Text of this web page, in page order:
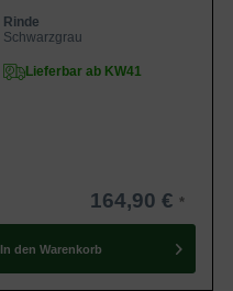
Rinde
Schwarzgrau
Lieferbar ab KW41
164,90 €
In den Warenkorb